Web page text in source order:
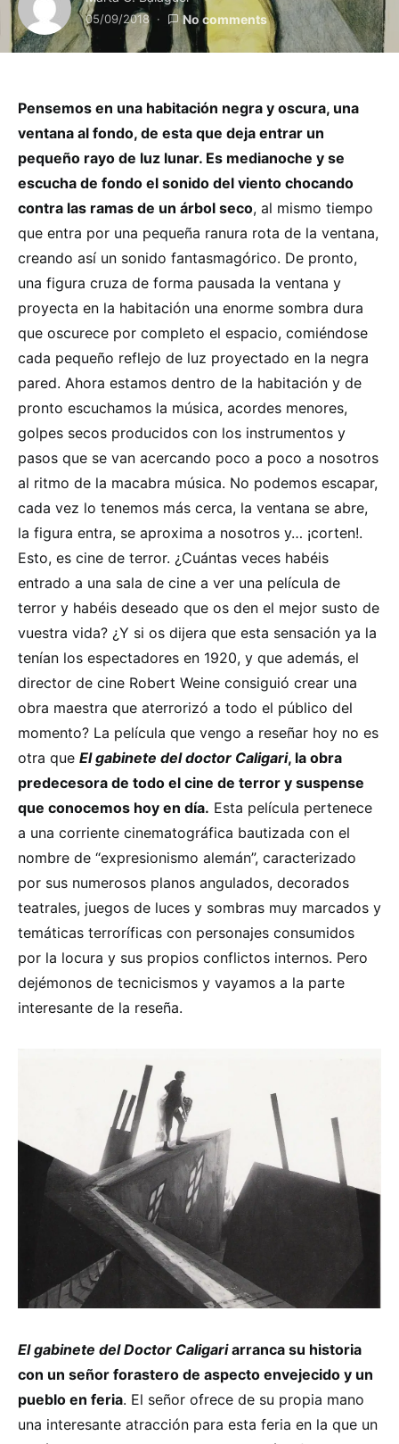
05/09/2018 No comments
Pensemos en una habitación negra y oscura, una
ventana al fondo, de esta que deja entrar un
pequeño rayo de luz lunar. Es medianoche y se
escucha de fondo el sonido del viento chocando
contra las ramas de un árbol seco, al mismo tiempo
que entra por una pequeña ranura rota de la ventana,
creando así un sonido fantasmagórico. De pronto,
una figura cruza de forma pausada la ventana y
proyecta en la habitación una enorme sombra dura
que oscurece por completo el espacio, comiéndose
cada pequeño reflejo de luz proyectado en la negra
pared. Ahora estamos dentro de la habitación y de
pronto escuchamos la música, acordes menores,
golpes secos producidos con los instrumentos y
pasos que se van acercando poco a poco a nosotros
al ritmo de la macabra música. No podemos escapar,
cada vez lo tenemos más cerca, la ventana se abre,
la figura entra, se aproxima a nosotros y… ¡corten!.
Esto, es cine de terror. ¿Cuántas veces habéis
entrado a una sala de cine a ver una película de
terror y habéis deseado que os den el mejor susto de
vuestra vida? ¿Y si os dijera que esta sensación ya la
tenían los espectadores en 1920, y que además, el
director de cine Robert Weine consiguió crear una
obra maestra que aterrorizó a todo el público del
momento? La película que vengo a reseñar hoy no es
otra que El gabinete del doctor Caligari, la obra
predecesora de todo el cine de terror y suspense
que conocemos hoy en día. Esta película pertenece
a una corriente cinematográfica bautizada con el
nombre de “expresionismo alemán”, caracterizado
por sus numerosos planos angulados, decorados
teatrales, juegos de luces y sombras muy marcados y
temáticas terroríficas con personajes consumidos
por la locura y sus propios conflictos internos. Pero
dejémonos de tecnicismos y vayamos a la parte
interesante de la reseña.
El gabinete del Doctor Caligariarranca su historia
con un señor forastero de aspecto envejecido y un
pueblo en feria. El señor ofrece de su propia mano
una interesante atracción para esta feria en la que un